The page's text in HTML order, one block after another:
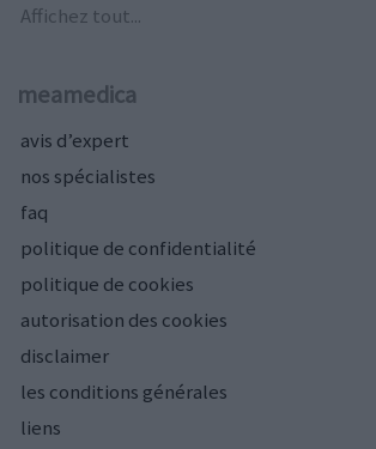
Affichez tout...
meamedica
avis d’expert
nos spécialistes
faq
politique de confidentialité
politique de cookies
autorisation des cookies
disclaimer
les conditions générales
liens